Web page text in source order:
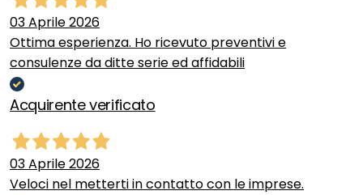
03 Aprile 2026
Ottima esperienza. Ho ricevuto preventivi e
consulenze da ditte serie ed affidabili
Acquirente verificato
03 Aprile 2026
Veloci nel metterti in contatto con le imprese.